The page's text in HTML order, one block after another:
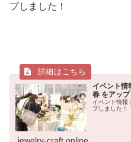
プしました！
イベント情
春 をアップ
イベント情報
プしました！
jewelry-craft.online